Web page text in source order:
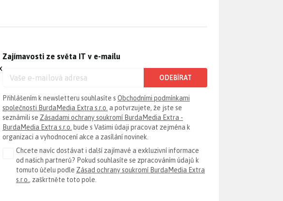
Zajímavosti ze světa IT v e-mailu
ODEBÍRAT
Přihlášením k newsletteru souhlasíte s Obchodními podmínkami
společnosti BurdaMedia Extra s.r.o. a potvrzujete, že jste se
seznámili se Zásadami ochrany soukromí BurdaMedia Extra -
BurdaMedia Extra s.r.o. bude s Vašimi údaji pracovat zejména k
organizaci a vyhodnocení akce a zasílání novinek.
Chcete navíc dostávat i další zajímavé a exkluzivní informace
od našich partnerů? Pokud souhlasíte se zpracováním údajů k
tomuto účelu podle Zásad ochrany soukromí BurdaMedia Extra
s.r.o. , zaškrtněte toto pole.